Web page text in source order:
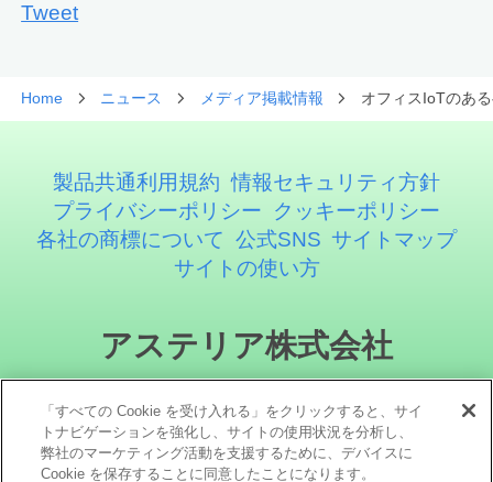
Tweet
Home ニュース メディア掲載情報 オフィスIoTのあ
製品共通利用規約 情報セキュリティ方針
プライバシーポリシー
クッキーポリシー
各社の商標について 公式SNS サイトマップ
サイトの使い方
アステリア株式会社
「すべての Cookie を受け入れる」をクリックすると、サイ
トナビゲーションを強化し、サイトの使用状況を分析し、
弊社のマーケティング活動を支援するために、デバイスに
Cookie を保存することに同意したことになります。